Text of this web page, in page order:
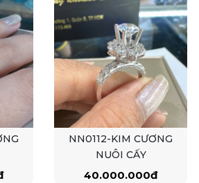
NN0112-KIM CƯƠNG
NUÔI CẤY
40.000.000đ